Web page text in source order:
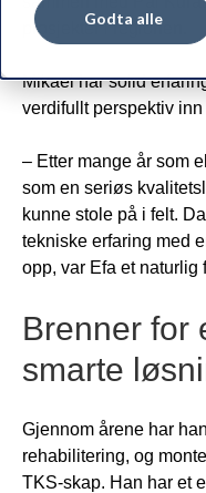
Godta alle
prosjekter i regionen.
Mikael har solid
verdifullt perspektiv
– Etter mange år som
som en seriøs
kunne stole på i felt.
tekniske erfaring med
opp, var Efa et naturlig
Brenner for
smarte
Gjennom årene har
rehabilitering, og
TKS-skap. Han har et